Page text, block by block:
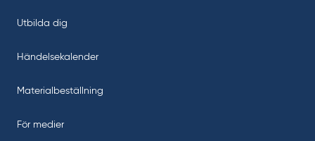
Utbilda dig
Händelsekalender
Materialbeställning
För medier